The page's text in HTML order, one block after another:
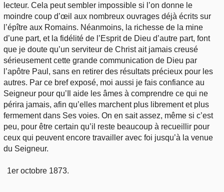
lecteur. Cela peut sembler impossible si l’on donne le
moindre coup d’œil aux nombreux ouvrages déjà écrits sur
l’épître aux Romains. Néanmoins, la richesse de la mine
d’une part, et la fidélité de l’Esprit de Dieu d’autre part, font
que je doute qu’un serviteur de Christ ait jamais creusé
sérieusement cette grande communication de Dieu par
l’apôtre Paul, sans en retirer des résultats précieux pour les
autres. Par ce bref exposé, moi aussi je fais confiance au
Seigneur pour qu’Il aide les âmes à comprendre ce qui ne
périra jamais, afin qu’elles marchent plus librement et plus
fermement dans Ses voies. On en sait assez, même si c’est
peu, pour être certain qu’il reste beaucoup à recueillir pour
ceux qui peuvent encore travailler avec foi jusqu’à la venue
du Seigneur.
1er octobre 1873.